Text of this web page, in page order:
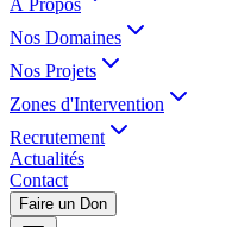
Nos Domaines
Nos Projets
Zones d'Intervention
Recrutement
Actualités
Contact
Faire un Don